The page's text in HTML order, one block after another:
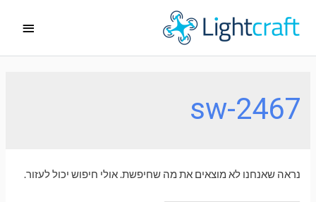
לתוכן
ראשי
sw-2467
נראה שאנחנו לא מוצאים את מה שחיפשת. אולי חיפוש יכול לעזור.